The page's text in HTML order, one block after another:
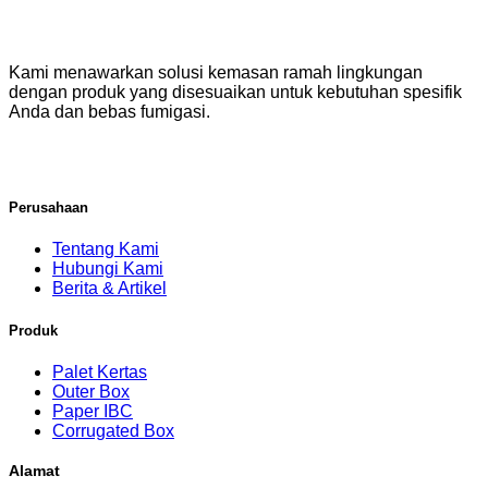
Kami menawarkan solusi kemasan ramah lingkungan
dengan produk yang disesuaikan untuk kebutuhan spesifik
Anda dan bebas fumigasi.
Perusahaan
Tentang Kami
Hubungi Kami
Berita & Artikel
Produk
Palet Kertas
Outer Box
Paper IBC
Corrugated Box
Alamat